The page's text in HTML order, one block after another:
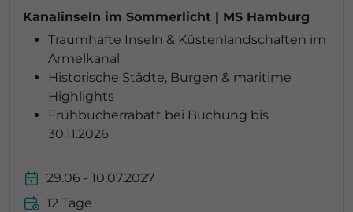
Kanalinseln im Sommerlicht | MS Hamburg
Traumhafte Inseln & Küstenlandschaften im
Ärmelkanal
Historische Städte, Burgen & maritime
Highlights
Frühbucherrabatt bei Buchung bis
30.11.2026
29.06 - 10.07.2027
12 Tage